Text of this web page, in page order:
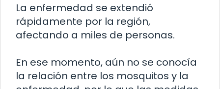
La enfermedad se extendió
rápidamente por la región,
afectando a miles de personas.
En ese momento, aún no se conocía
la relación entre los mosquitos y la